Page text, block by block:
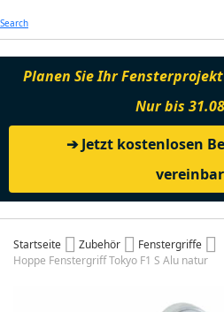
Search
Planen Sie Ihr
Nur bis
➔ Jetzt kostenlosen
Startseite Zubehör
Fenstergriffe
Hoppe Fenstergriff Tokyo F1 S Alu natur